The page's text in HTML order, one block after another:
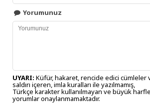
Yorumunuz
UYARI: Küfür, hakaret, rencide edici cümleler
saldırı içeren, imla kuralları ile yazılmamış,
Türkçe karakter kullanılmayan ve büyük
yorumlar onaylanmamaktadır.